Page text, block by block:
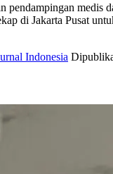
pendampingan medis
di Jakarta Pusat
Indonesia